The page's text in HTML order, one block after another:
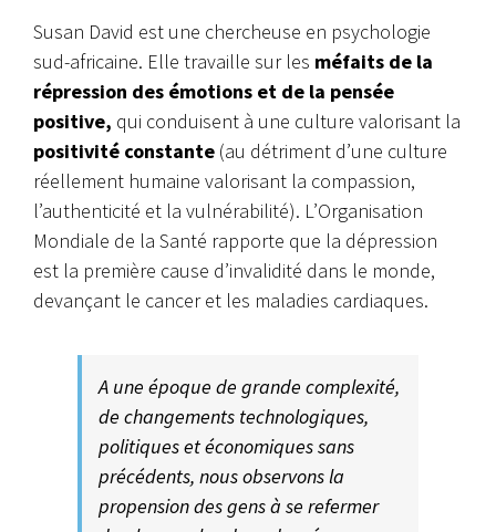
Susan David est une chercheuse en psychologie
sud-africaine. Elle travaille sur les méfaits de la
répression des émotions et de la pensée
positive, qui conduisent à une culture valorisant la
positivité constante (au détriment d’une culture
réellement humaine valorisant la compassion,
l’authenticité et la vulnérabilité). L’Organisation
Mondiale de la Santé rapporte que la dépression
est la première cause d’invalidité dans le monde,
devançant le cancer et les maladies cardiaques.
A une époque de grande complexité,
de changements technologiques,
politiques et économiques sans
précédents, nous observons la
propension des gens à se refermer